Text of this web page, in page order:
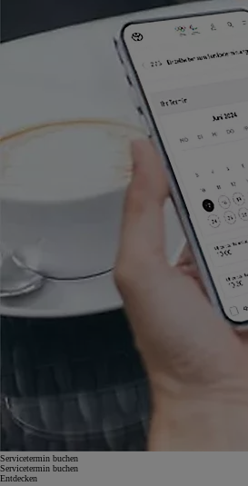
Servicetermin buchen
Servicetermin buchen
Entdecken